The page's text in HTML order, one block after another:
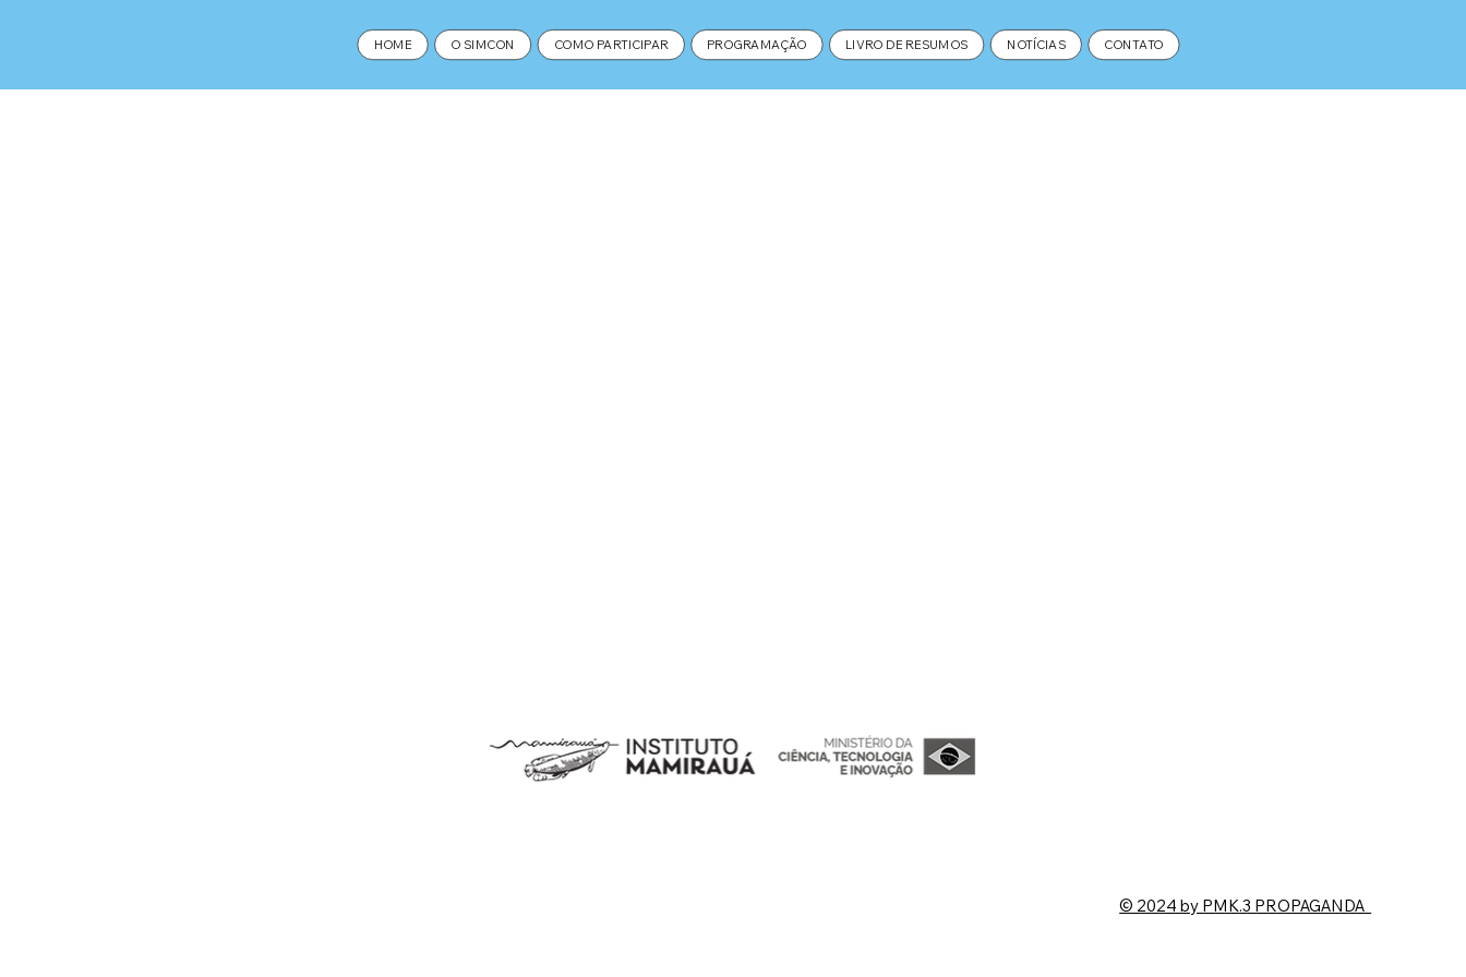
HOME O SIMCON COMO PARTICIPAR PROGRAMAÇÃO LIVRO DE RESUMOS NOTÍCIAS CONTATO
© 2024 by PMK.3 PROPAGANDA